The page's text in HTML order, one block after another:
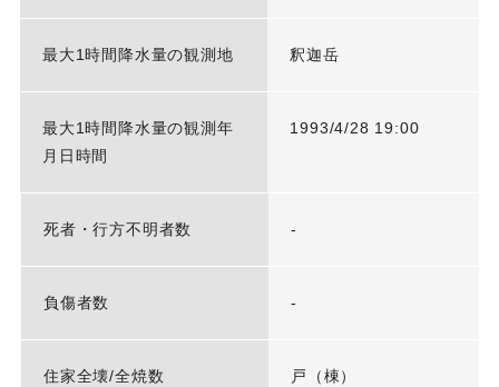
最大1時間降水量の観測地 釈迦岳
最大1時間降水量の観測年
月日時間
1993/4/28 19:00
死者・行方不明者数 -
負傷者数 -
住家全壊/全焼数 戸（棟）